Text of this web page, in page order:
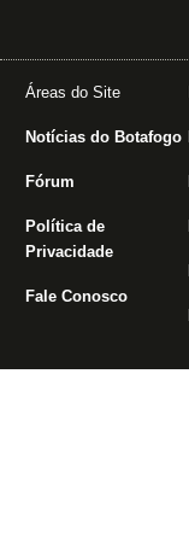
Áreas do Site
Notícias do Botafogo
Fórum
Política de
Privacidade
Fale Conosco